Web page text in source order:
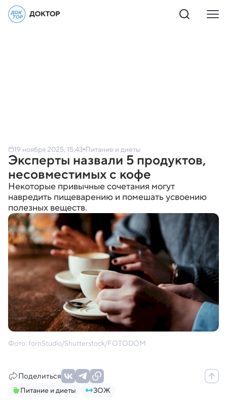
19 ноября 2025, 15:43 Питание и диеты
Эксперты назвали 5 продуктов,
несовместимых с кофе
Некоторые привычные сочетания могут
навредить пищеварению и помешать усвоению
полезных веществ.
Фото: fornStudio/Shutterstock/FOTODOM
Поделиться
Питание и диеты ЗОЖ